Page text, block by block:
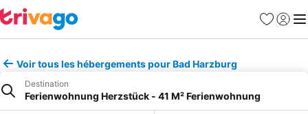
Favoris
Se
Voir tous les hébergements pour Bad Harzburg
Destination
Ferienwohnung Herzstück - 41 M² Ferienwohnung